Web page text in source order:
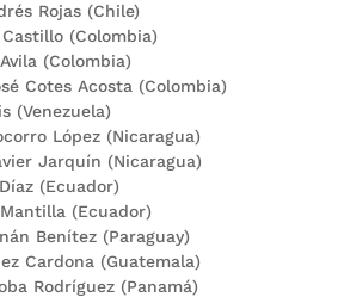
Rojas (Chile)
(Colombia)
(Colombia)
Cotes Acosta (Colombia)
(Venezuela)
López (Nicaragua)
Jarquín (Nicaragua)
(Ecuador)
(Ecuador)
Benítez (Paraguay)
Cardona (Guatemala)
Rodríguez (Panamá)